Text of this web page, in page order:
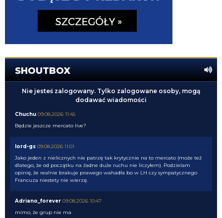
SHOUTBOX
Nie jesteś zalogowany. Tylko zalogowane osoby, mogą
dodawać wiadomości
Chuchu 09.08.2026 11:45
Będzie jeszcze mercato live?
lord-gs 09.08.2026 11:01
Jako jeden z nielicznych nie patrzę tak krytycznie na to mercato (może też
dlatego, że od początku na żadne duże ruchu nie liczyłem). Podzielam
opinię, że realnie brakuje prawego wahadła bo w LH czy sympatycznego
Francuza niestety nie wierzę.
Adriano_forever 09.08.2026 10:47
mimo, że grup nie ma